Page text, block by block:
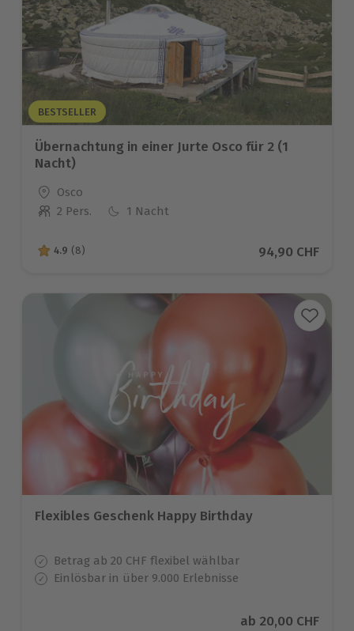
BESTSELLER
Übernachtung in einer Jurte Osco für 2 (1
Nacht)
Standort
Osco
Anzahl der Teilnehmer
2 Pers. 1 Nacht
4.9 von 5 Sternen basierend auf 8 Bewertungen
4.9 (8) Aktueller Preis
94,90 CHF
Flexibles Geschenk Happy Birthday
Betrag ab 20 CHF flexibel wählbar
Einlösbar in über 9.000 Erlebnisse
Aktueller Preis
ab 20,00 CHF